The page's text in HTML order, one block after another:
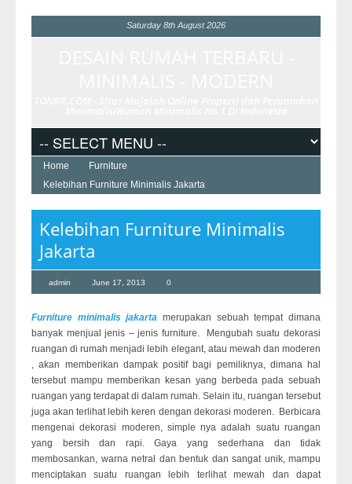
Saturday 8th August 2026
Home
Furniture
Kelebihan Furniture Minimalis Jakarta
Kelebihan Furniture Minimalis
Jakarta
admin June 17, 2013 0
Furniture minimalis jakarta merupakan sebuah tempat dimana
banyak menjual jenis – jenis furniture. Mengubah suatu dekorasi
ruangan di rumah menjadi lebih elegant, atau mewah dan moderen
, akan memberikan dampak positif bagi pemiliknya, dimana hal
tersebut mampu memberikan kesan yang berbeda pada sebuah
ruangan yang terdapat di dalam rumah. Selain itu, ruangan tersebut
juga akan terlihat lebih keren dengan dekorasi moderen. Berbicara
mengenai dekorasi moderen, simple nya adalah suatu ruangan
yang bersih dan rapi. Gaya yang sederhana dan tidak
membosankan, warna netral dan bentuk dan sangat unik, mampu
menciptakan suatu ruangan lebih terlihat mewah dan dapat